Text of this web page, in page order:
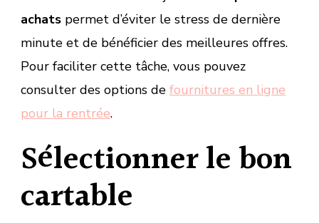
achats permet d’éviter le stress de dernière
minute et de bénéficier des meilleures offres.
Pour faciliter cette tâche, vous pouvez
consulter des options de fournitures en ligne
pour la rentrée.
Sélectionner le bon
cartable